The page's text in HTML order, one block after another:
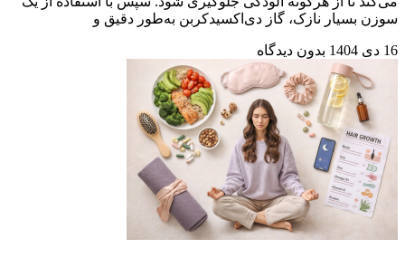
سوزن بسیار نازک، گاز دی‌اکسیدکربن به‌طور دقیق و
16 دی 1404 بدون دیدگاه